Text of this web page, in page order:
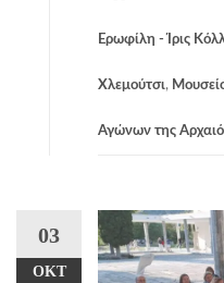
Ερωφίλη - Ίρις
Χλεμούτσι,
Αγώνων της
03
ΟΚΤ